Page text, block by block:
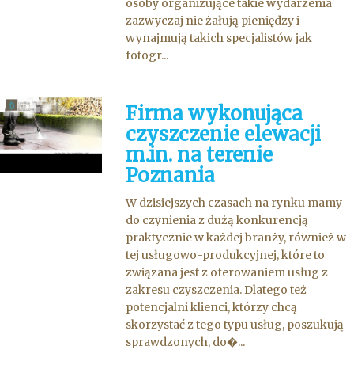
osoby organizujące takie wydarzenia
zazwyczaj nie żałują pieniędzy i
wynajmują takich specjalistów jak
fotogr...
Firma wykonująca
czyszczenie elewacji
m.in. na terenie
Poznania
W dzisiejszych czasach na rynku mamy
do czynienia z dużą konkurencją
praktycznie w każdej branży, również w
tej usługowo-produkcyjnej, które to
związana jest z oferowaniem usług z
zakresu czyszczenia. Dlatego też
potencjalni klienci, którzy chcą
skorzystać z tego typu usług, poszukują
sprawdzonych, do�...